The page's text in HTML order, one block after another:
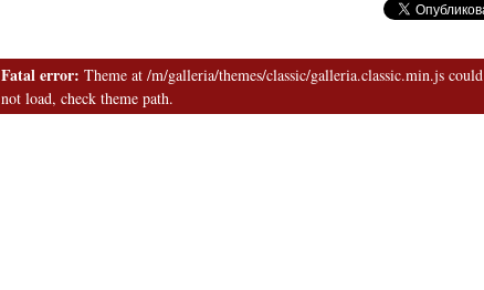
Fatal error: Theme at /m/galleria/themes/classic/galleria.classic.min.js could
not load, check theme path.